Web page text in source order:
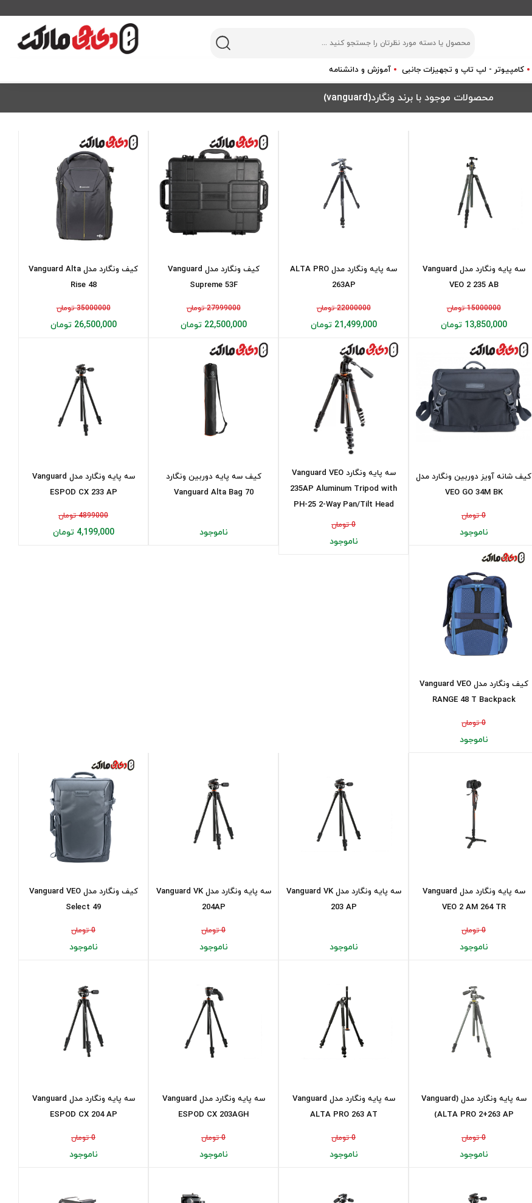
کامپیوتر - لپ تاپ و تجهیزات جانبی آموزش و دانشنامه
محصولات موجود با برند ونگارد(vanguard)
کیف ونگارد مدل Vanguard Alta
Rise 48
35000000 تومان
26,500,000 تومان
کیف ونگارد مدل Vanguard
Supreme 53F
27999000 تومان
22,500,000 تومان
سه پایه ونگارد مدل ALTA PRO
263AP
22000000 تومان
21,499,000 تومان
سه پایه ونگارد مدل Vanguard
VEO 2 235 AB
15000000 تومان
13,850,000 تومان
سه پایه ونگارد مدل Vanguard
ESPOD CX 233 AP
4899000 تومان
4,199,000 تومان
کیف سه پایه دوربین ونگارد
Vanguard Alta Bag 70
ناموجود
سه پایه ونگارد Vanguard VEO
235AP Aluminum Tripod with
PH-25 2-Way Pan/Tilt Head
0 تومان
ناموجود
کیف شانه آویز دوربین ونگارد مدل
VEO GO 34M BK
0 تومان
ناموجود
کیف ونگارد مدل Vanguard VEO
RANGE 48 T Backpack
0 تومان
ناموجود
کیف ونگارد مدل Vanguard VEO
Select 49
0 تومان
ناموجود
سه پایه ونگارد مدل Vanguard VK
204AP
0 تومان
ناموجود
سه پایه ونگارد مدل Vanguard VK
203 AP
ناموجود
سه پایه ونگارد مدل Vanguard
VEO 2 AM 264 TR
0 تومان
ناموجود
سه پایه ونگارد مدل Vanguard
ESPOD CX 204 AP
0 تومان
ناموجود
سه پایه ونگارد مدل Vanguard
ESPOD CX 203AGH
0 تومان
ناموجود
سه پایه ونگارد مدل Vanguard
ALTA PRO 263 AT
0 تومان
ناموجود
سه پایه ونگارد مدل (Vanguard
ALTA PRO 2+263 AP)
0 تومان
ناموجود